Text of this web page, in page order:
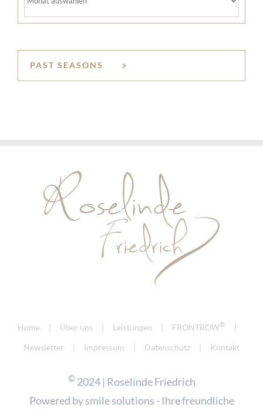
PAST SEASONS
Home Über uns Leistungen FRONTROW®
Newsletter Impressum Datenschutz Kontakt
©2024 | Roselinde Friedrich
Powered bysmile solutions - Ihre freundliche